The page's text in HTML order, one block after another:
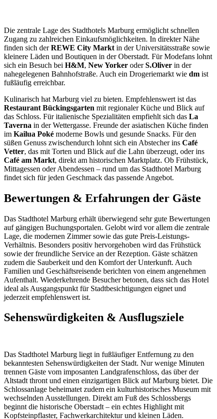
Die zentrale Lage des Stadthotels Marburg ermöglicht schnellen
Zugang zu zahlreichen Einkaufsmöglichkeiten. In direkter Nähe
finden sich derREWE City Markt in der Universitätsstraße sowie
kleinere Läden und Boutiquen in der Oberstadt. Für Modefans lohnt
sich ein Besuch bei H&M, New Yorker oderS.Oliver in der
nahegelegenen Bahnhofstraße. Auch ein Drogeriemarkt wie dm ist
fußläufig erreichbar.
Kulinarisch hat Marburg viel zu bieten. Empfehlenswert ist das
Restaurant Bückingsgarten mit regionaler Küche und Blick auf
das Schloss. Für italienische Spezialitäten empfiehlt sich das La
Taverna in der Wettergasse. Freunde der asiatischen Küche finden
im Kailua Poké moderne Bowls und gesunde Snacks. Für den
süßen Genuss zwischendurch lohnt sich ein Abstecher ins Café
Vetter, das mit Torten und Blick auf die Lahn überzeugt, oder ins
Café am Markt, direkt am historischen Marktplatz. Ob Frühstück,
Mittagessen oder Abendessen – rund um das Stadthotel Marburg
findet sich für jeden Geschmack das passende Angebot.
Bewertungen & Erfahrungen der Gäste
Das Stadthotel Marburg erhält überwiegend sehr gute Bewertungen
auf gängigen Buchungsportalen. Gelobt wird vor allem die zentrale
Lage, die modernen Zimmer sowie das gute Preis-Leistungs-
Verhältnis. Besonders positiv hervorgehoben wird das Frühstück
sowie der freundliche Service an der Rezeption. Gäste schätzen
zudem die Sauberkeit und den Komfort der Unterkunft. Auch
Familien und Geschäftsreisende berichten von einem angenehmen
Aufenthalt. Wiederkehrende Besucher betonen, dass sich das Hotel
ideal als Ausgangspunkt für Stadtbesichtigungen eignet und
jederzeit empfehlenswert ist.
Sehenswürdigkeiten & Ausflugsziele
Das Stadthotel Marburg liegt in fußläufiger Entfernung zu den
bekanntesten Sehenswürdigkeiten der Stadt. Nur wenige Minuten
trennen Gäste vom imposanten Landgrafenschloss, das über der
Altstadt thront und einen einzigartigen Blick auf Marburg bietet. Die
Schlossanlage beheimatet zudem ein kulturhistorisches Museum mit
wechselnden Ausstellungen. Direkt am Fuß des Schlossbergs
beginnt die historische Oberstadt – ein echtes Highlight mit
Kopfsteinpflaster, Fachwerkarchitektur und kleinen Läden.